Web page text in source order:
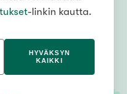
-linkin kautta.
HYVÄKSYN
KAIKKI